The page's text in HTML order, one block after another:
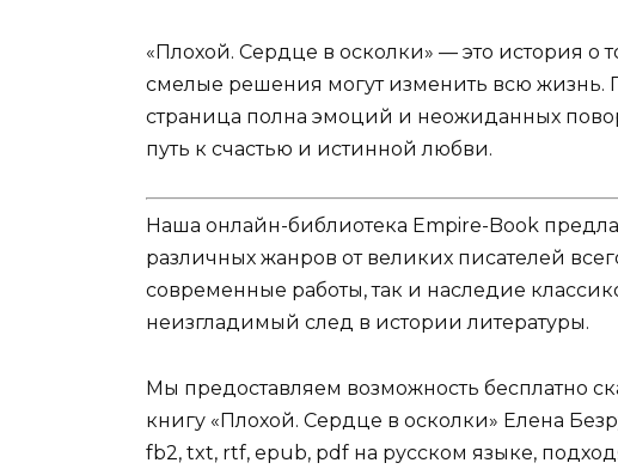
«Плохой. Сердце в осколки» — это история о
смелые решения могут изменить всю жизнь.
страница полна эмоций и неожиданных
путь к счастью и истинной любви.
Наша онлайн-библиотека Empire-Book
различных жанров от великих писателей
современные работы, так и наследие
неизгладимый след в истории литературы.
Мы предоставляем возможность бесплатно
книгу «Плохой. Сердце в осколки» Елена
fb2, txt, rtf, epub, pdf на русском языке,